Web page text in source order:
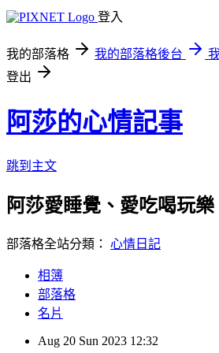
登入
我的部落格 我的部落格後台
登出
阿莎的心情記事
跳到主文
阿莎愛睡覺、愛吃喝玩
部落格全站分類： 心情日記
相簿
部落格
名片
Aug 20 Sun 2023 12:32